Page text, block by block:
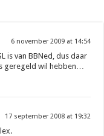
6 november 2009 at 14:54
is van BBNed, dus daar
geregeld wil hebben…
17 september 2008 at 19:32